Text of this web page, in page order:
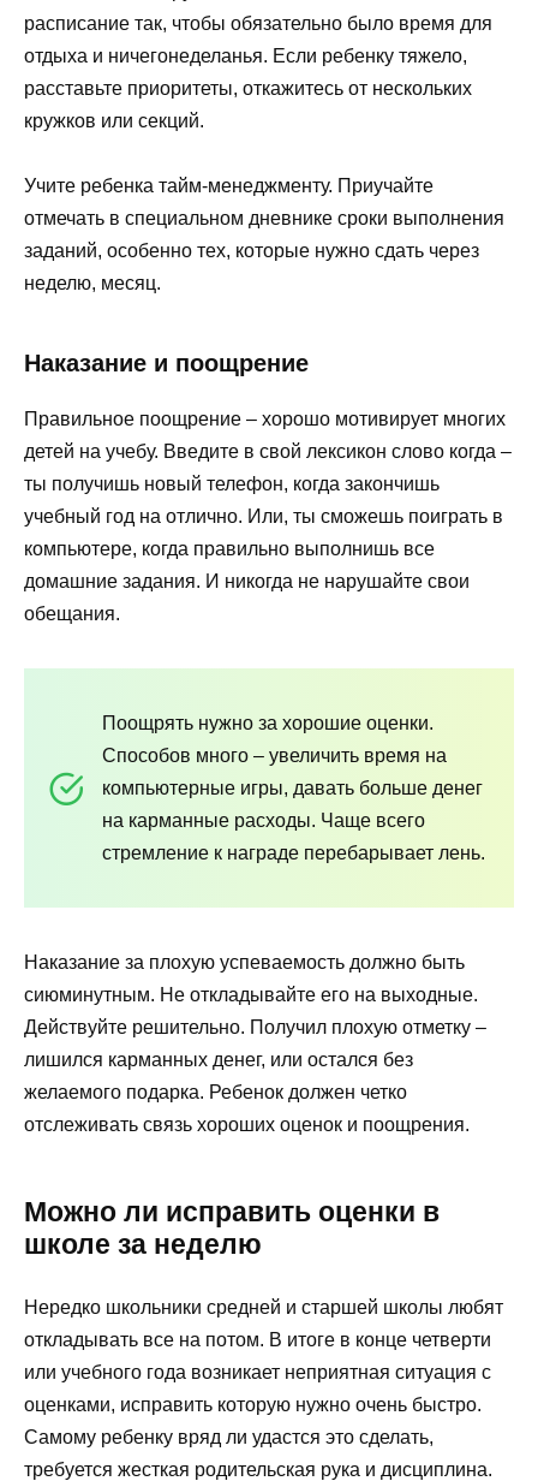
расписание так, чтобы обязательно было время для
отдыха и ничегонеделанья. Если ребенку тяжело,
расставьте приоритеты, откажитесь от нескольких
кружков или секций.
Учите ребенка тайм-менеджменту. Приучайте
отмечать в специальном дневнике сроки выполнения
заданий, особенно тех, которые нужно сдать через
неделю, месяц.
Наказание и поощрение
Правильное поощрение – хорошо мотивирует многих
детей на учебу. Введите в свой лексикон слово когда –
ты получишь новый телефон, когда закончишь
учебный год на отлично. Или, ты сможешь поиграть в
компьютере, когда правильно выполнишь все
домашние задания. И никогда не нарушайте свои
обещания.
Поощрять нужно за хорошие оценки.
Способов много – увеличить время на
компьютерные игры, давать больше денег
на карманные расходы. Чаще всего
стремление к награде перебарывает лень.
Наказание за плохую успеваемость должно быть
сиюминутным. Не откладывайте его на выходные.
Действуйте решительно. Получил плохую отметку –
лишился карманных денег, или остался без
желаемого подарка. Ребенок должен четко
отслеживать связь хороших оценок и поощрения.
Можно ли исправить оценки в
школе за неделю
Нередко школьники средней и старшей школы любят
откладывать все на потом. В итоге в конце четверти
или учебного года возникает неприятная ситуация с
оценками, исправить которую нужно очень быстро.
Самому ребенку вряд ли удастся это сделать,
требуется жесткая родительская рука и дисциплина.